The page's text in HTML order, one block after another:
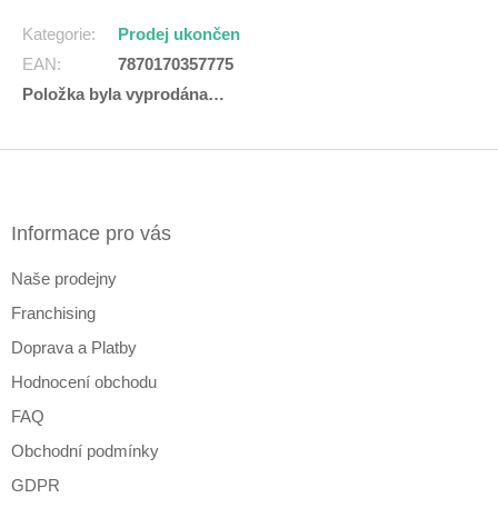
Kategorie:
Prodej ukončen
EAN:
7870170357775
Položka byla vyprodána…
Informace pro vás
Naše prodejny
Franchising
Doprava a Platby
Hodnocení obchodu
FAQ
Obchodní podmínky
GDPR